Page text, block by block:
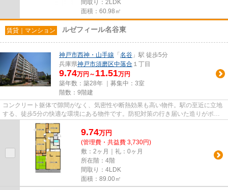
間取り：2LDK
面積：60.98㎡
賃貸｜マンション ルゼフィール名谷東
神戸市西神・山手線 「 名谷 」駅 徒歩5分
兵庫県神戸市須磨区中落合 １丁目
9.74万円～ 11.51万円
築年数：築28年 ｜募集中： 3室
階数：9階建
コンクリート躯体で隙間がなく、気密性や断熱効果も高い物件。駅の至近に立地
する、徒歩5分の快適な環境にある物件です。防犯対策の行き届いた造りがポイ
ント。神戸市須磨区で住まい探...
9.74万円
(管理費・共益費 3,730円)
敷：2ヶ月｜礼：0ヶ月
所在階：4階
間取り：4LDK
面積：89.00㎡